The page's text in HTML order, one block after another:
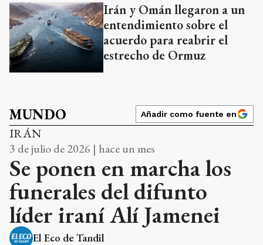
Irán y Omán llegaron a un
entendimiento sobre el
acuerdo para reabrir el
estrecho de Ormuz
MUNDO Añadir como fuente en
IRÁN
3 de julio de 2026 | hace un mes
Se ponen en marcha los
funerales del difunto
líder iraní Alí Jamenei
El Eco de Tandil